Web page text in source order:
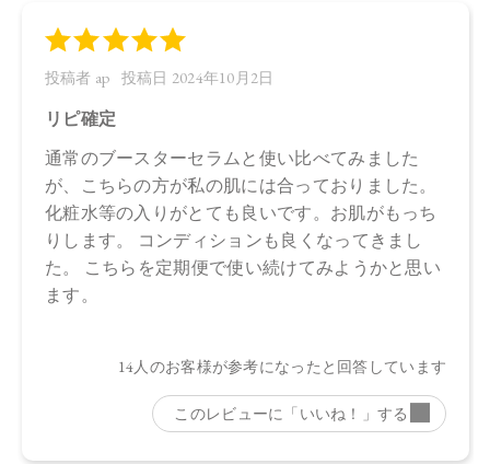
※通常はご注文より１～３営業日での発送となります。
商品によっては、お届けまで１～２週間かかる場合がござい
●パッケージはリニューアル等の理由により、写真と異なる場
合がございます。
●パッケージのリニューアル等の理由により、成分・処方が記
載と異なる場合がございます。
●予告なくパッケージ仕様が変更になる場合がございます。